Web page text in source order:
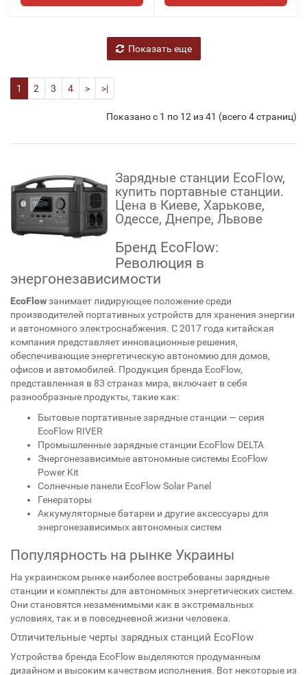
Показать еще
1 2 3 4 > >|
Показано с 1 по 12 из 41 (всего 4 страниц)
Зарядные станции EcoFlow,
купить портавные станции.
Цена в Киеве, Харькове,
Одессе, Днепре, Львове
Бренд EcoFlow:
Революция в
энергонезависимости
EcoFlowзанимает лидирующее положение среди
производителей портативных устройств для хранения энергии
и автономного электроснабжения. С 2017 года китайская
компания представляет инновационные решения,
обеспечивающие энергетическую автономию для домов,
офисов и автомобилей. Продукция бренда EcoFlow,
представленная в 83 странах мира, включает в себя
разнообразные продукты, такие как:
Бытовые портативные зарядные станции — серия
EcoFlow RIVER
Промышленные зарядные станции EcoFlow DELTA
Энергонезависимые автономные системы EcoFlow
Power Kit
Солнечные панели EcoFlow Solar Panel
Генераторы
Аккумуляторные батареи и другие аксессуары для
энергонезависимых автономных систем
Популярность на рынке Украины
На украинском рынке наиболее востребованы зарядные
станции и комплекты для автономных энергетических систем.
Они становятся незаменимыми как в экстремальных
условиях, так и в повседневной жизни человека.
Отличительные черты зарядных станций EcoFlow
Устройства бренда EcoFlow выделяются продуманным
дизайном и высоким качеством исполнения. Вот некоторые из